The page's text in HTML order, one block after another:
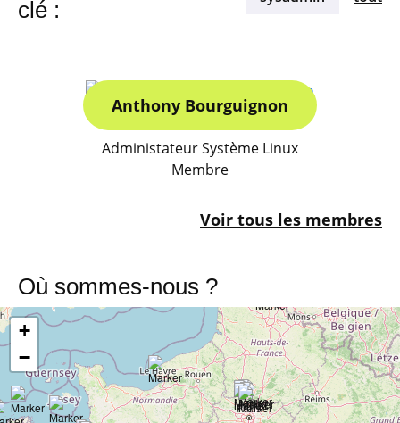
clé :
Anthony Bourguignon
Administateur Système Linux
Membre
Voir tous les membres
Où sommes-nous ?
+
−